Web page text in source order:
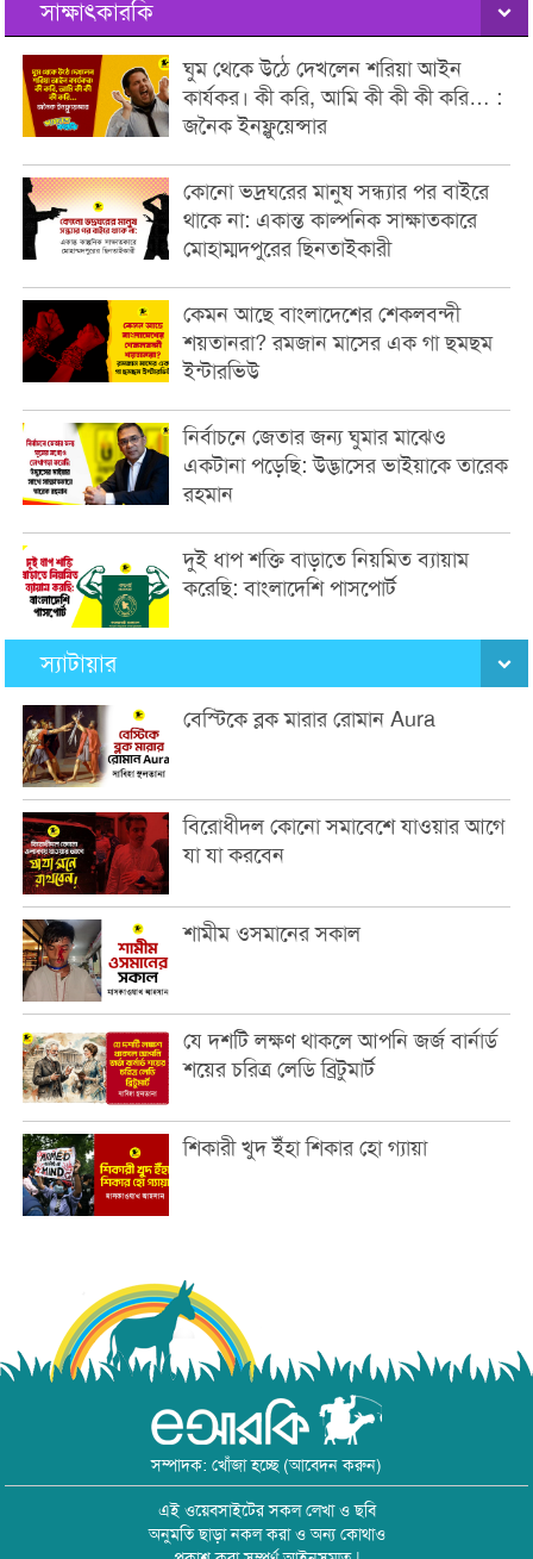
সাক্ষাৎকারকি
ঘুম থেকে উঠে দেখলেন শরিয়া আইন
কার্যকর। কী করি, আমি কী কী কী করি… :
জনৈক ইনফ্লুয়েন্সার
কোনো ভদ্রঘরের মানুষ সন্ধ্যার পর বাইরে
থাকে না: একান্ত কাল্পনিক সাক্ষাতকারে
মোহাম্মদপুরের ছিনতাইকারী
কেমন আছে বাংলাদেশের শেকলবন্দী
শয়তানরা? রমজান মাসের এক গা ছমছম
ইন্টারভিউ
নির্বাচনে জেতার জন্য ঘুমার মাঝেও
একটানা পড়েছি: উদ্ভাসের ভাইয়াকে তারেক
রহমান
দুই ধাপ শক্তি বাড়াতে নিয়মিত ব্যায়াম
করেছি: বাংলাদেশি পাসপোর্ট
স্যাটায়ার
বেস্টিকে ব্লক মারার রোমান Aura
বিরোধীদল কোনো সমাবেশে যাওয়ার আগে
যা যা করবেন
শামীম ওসমানের সকাল
যে দশটি লক্ষণ থাকলে আপনি জর্জ বার্নার্ড
শয়ের চরিত্র লেডি ব্রিটুমার্ট
শিকারী খুদ ইঁহা শিকার হো গ্যায়া
সম্পাদক: খোঁজা হচ্ছে (আবেদন করুন)
এই ওয়েবসাইটের সকল লেখা ও ছবি
অনুমতি ছাড়া নকল করা ও অন্য কোথাও